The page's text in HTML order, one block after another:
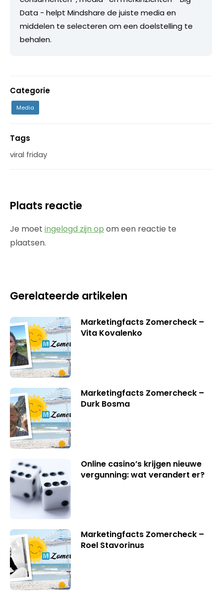
Data - helpt Mindshare de juiste media en
middelen te selecteren om een doelstelling te
behalen.
Categorie
Media
Tags
viral friday
Plaats reactie
Je moet ingelogd zijn op om een reactie te
plaatsen.
Gerelateerde artikelen
Marketingfacts Zomercheck –
Vita Kovalenko
Marketingfacts Zomercheck –
Durk Bosma
Online casino’s krijgen nieuwe
vergunning: wat verandert er?
Marketingfacts Zomercheck –
Roel Stavorinus